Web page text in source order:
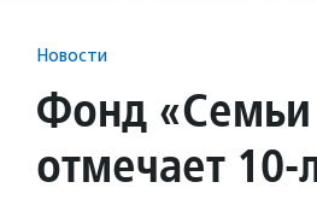
Новости
Фонд
отмечает 10-